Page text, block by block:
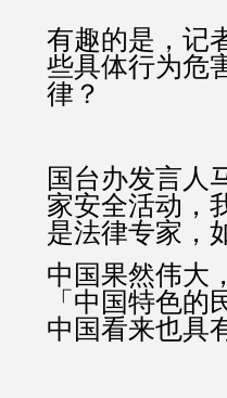
有趣的是，记
些具体行为危
律？
国台办发言人
家安全活动，
是法律专家，
中国果然伟大
「中国特色
中国看来也具